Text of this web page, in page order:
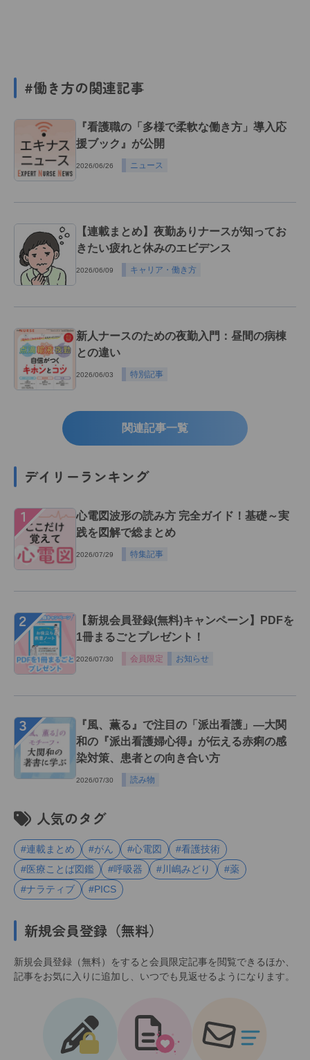
#働き方の関連記事
『看護職の「多様で柔軟な働き方」導入応
援ブック』が公開
2026/06/26 ニュース
【連載まとめ】夜勤ありナースが知ってお
きたい疲れと休みのエビデンス
2026/06/09 キャリア・働き方
新人ナースのための夜勤入門：昼間の病棟
との違い
2026/06/03 特別記事
関連記事一覧
デイリーランキング
１
心電図波形の読み方 完全ガイド！基礎～実
践を図解で総まとめ
2026/07/29 特集記事
２
【新規会員登録(無料)キャンペーン】PDFを
1冊まるごとプレゼント！
2026/07/30 会員限定 お知らせ
３
『風、薫る』で注目の「派出看護」―大関
和の『派出看護婦心得』が伝える赤痢の感
染対策、患者との向き合い方
2026/07/30 読み物
人気のタグ
#連載まとめ #がん #心電図
#看護技術
#医療ことば図鑑
#呼吸器 #川嶋みどり
#薬
#ナラティブ
#PICS
新規会員登録（無料）
新規会員登録（無料）をすると会員限定記事を閲覧できるほか、
記事をお気に入りに追加し、いつでも見返せるようになります。